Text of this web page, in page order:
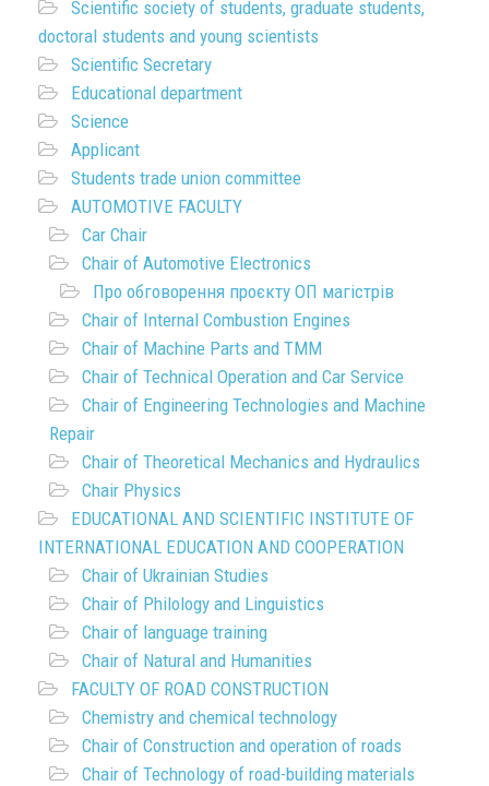
Scientific society of students, graduate students,
doctoral students and young scientists
Scientific Secretary
Educational department
Science
Applicant
Students trade union committee
AUTOMOTIVE FACULTY
Car Chair
Chair of Automotive Electronics
Про обговорення проєкту ОП магістрів
Chair of Internal Combustion Engines
Chair of Machine Parts and TMM
Chair of Technical Operation and Car Service
Chair of Engineering Technologies and Machine
Repair
Chair of Theoretical Mechanics and Hydraulics
Chair Physics
EDUCATIONAL AND SCIENTIFIC INSTITUTE OF
INTERNATIONAL EDUCATION AND COOPERATION
Chair of Ukrainian Studies
Chair of Philology and Linguistics
Chair of language training
Chair of Natural and Humanities
FACULTY OF ROAD CONSTRUCTION
Chemistry and chemical technology
Chair of Construction and operation of roads
Chair of Technology of road-building materials